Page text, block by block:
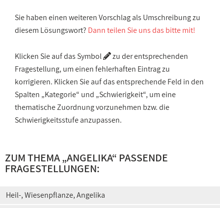
Sie haben einen weiteren Vorschlag als Umschreibung zu
diesem Lösungswort? Dann teilen Sie uns das bitte mit!
Klicken Sie auf das Symbol
zu der entsprechenden
Fragestellung, um einen fehlerhaften Eintrag zu
korrigieren. Klicken Sie auf das entsprechende Feld in den
Spalten „Kategorie“ und „Schwierigkeit“, um eine
thematische Zuordnung vorzunehmen bzw. die
Schwierigkeitsstufe anzupassen.
ZUM THEMA „ANGELIKA“ PASSENDE
FRAGESTELLUNGEN:
Heil-, Wiesenpflanze, Angelika